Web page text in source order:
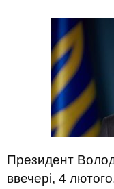
Президент
ввечері, 4